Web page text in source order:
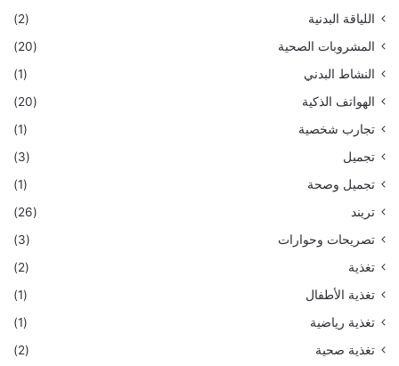
اللياقة البدنية
(2)
المشروبات الصحية
(20)
النشاط البدني
(1)
الهواتف الذكية
(20)
تجارب شخصية
(1)
تجميل
(3)
تجميل وصحة
(1)
تريند
(26)
تصريحات وحوارات
(3)
تغذية
(2)
تغذية الأطفال
(1)
تغذية رياضية
(1)
تغذية صحية
(2)